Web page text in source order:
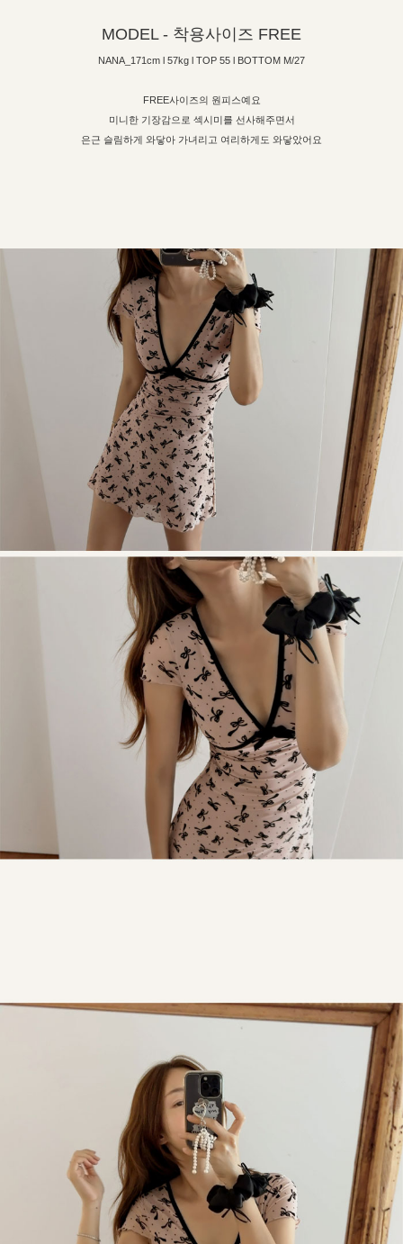
MODEL - 착용사이즈 FREE
NANA_171cm l 57kg l TOP 55 l BOTTOM M/27
FREE사이즈의 원피스예요
미니한 기장감으로 섹시미를 선사해주면서
은근 슬림하게 와닿아 가녀리고 여리하게도 와닿았어요